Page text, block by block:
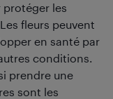
protéger les
fleurs peuvent
en santé par
conditions.
prendre une
sont les